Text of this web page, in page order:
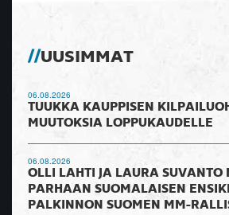
UUSIMMAT
06.08.2026
TUUKKA KAUPPISEN
MUUTOKSIA LOPPUKAUDELLE
06.08.2026
OLLI LAHTI JA LAURA SUVANTO
PARHAAN SUOMALAISEN
PALKINNON SUOMEN MM-